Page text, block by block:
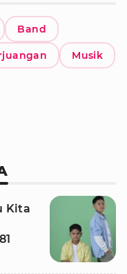
Band
Musik
Kita